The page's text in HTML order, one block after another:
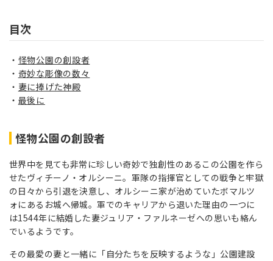
目次
怪物公園の創設者
奇妙な彫像の数々
妻に捧げた神殿
最後に
怪物公園の創設者
世界中を見ても非常に珍しい奇妙で独創性のあるこの公園を作ら
せたヴィチーノ・オルシーニ。軍隊の指揮官としての戦争と牢獄
の日々から引退を決意し、オルシーニ家が治めていたボマルツ
ォにあるお城へ帰城。軍でのキャリアから退いた理由の一つに
は1544年に結婚した妻ジュリア・ファルネーゼへの思いも絡ん
でいるようです。
その最愛の妻と一緒に「自分たちを反映するような」公園建設